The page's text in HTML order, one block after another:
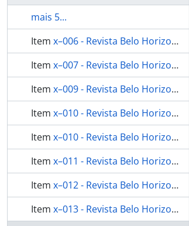
mais 5...
Item x–006 - Revista Belo Horizonte n.08
Item x–007 - Revista Belo Horizonte n.09
Item x–009 - Revista Belo Horizonte n.11
Item x–010 - Revista Belo Horizonte n.12
Item x–010 - Revista Belo Horizonte n.12
Item x–011 - Revista Belo Horizonte n.14
Item x–012 - Revista Belo Horizonte n.15
Item x–013 - Revista Belo Horizonte n.16